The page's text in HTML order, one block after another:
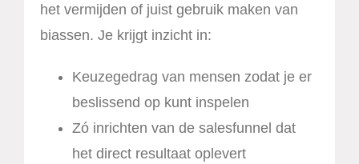
het vermijden of juist gebruik maken van
biassen. Je krijgt inzicht in:
Keuzegedrag van mensen zodat je er
beslissend op kunt inspelen
Zó inrichten van de salesfunnel dat
het direct resultaat oplevert